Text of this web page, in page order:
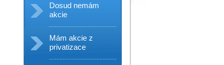
Dosud nemám
akcie
Mám akcie z
privatizace